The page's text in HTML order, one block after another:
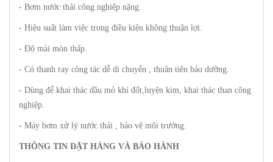
- Bơm nước thải công nghiệp nặng.
- Hiệu suất làm việc trong điều kiện không thuận lợi.
- Độ mài mòn thấp.
- Có thanh ray công tác dễ di chuyển , thuân tiên bảo dưỡng.
- Dùng để khai thác dầu mỏ khí đốt,luyện kim, khai thác than công
nghiệp.
- Máy bơm xử lý nước thải , bảo vệ môi trường.
THÔNG TIN ĐẶT HÀNG VÀ BẢO HÀNH